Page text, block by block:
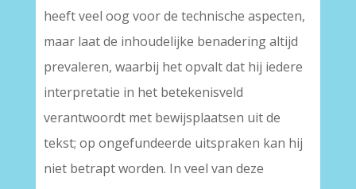
heeft veel oog voor de technische aspecten,
maar laat de inhoudelijke benadering altijd
prevaleren, waarbij het opvalt dat hij iedere
interpretatie in het betekenisveld
verantwoordt met bewijsplaatsen uit de
tekst; op ongefundeerde uitspraken kan hij
niet betrapt worden. In veel van deze